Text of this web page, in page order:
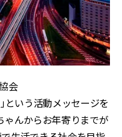
会
という活動メッセージを
ゃんからお年寄りまでが